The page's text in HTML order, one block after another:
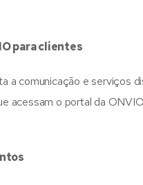
para clientes
comunicação e serviços
acessam o portal da